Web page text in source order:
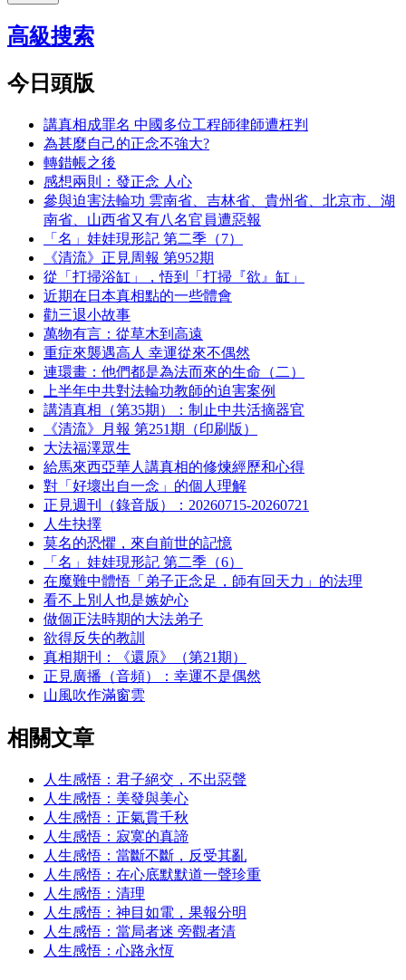
高級搜索
今日頭版
講真相成罪名 中國多位工程師律師遭枉判
為甚麼自己的正念不強大?
轉錯帳之後
感想兩則：發正念 人心
參與迫害法輪功 雲南省、吉林省、貴州省、北京市、湖
南省、山西省又有八名官員遭惡報
「名」娃娃現形記 第二季（7）
《清流》正見周報 第952期
從「打掃浴缸」，悟到「打掃『欲』缸」
近期在日本真相點的一些體會
勸三退小故事
萬物有言：從草木到高遠
重症來襲遇高人 幸運從來不偶然
連環畫：他們都是為法而來的生命（二）
上半年中共對法輪功教師的迫害案例
講清真相（第35期）：制止中共活摘器官
《清流》月報 第251期（印刷版）
大法福澤眾生
給馬來西亞華人講真相的修煉經歷和心得
對「好壞出自一念」的個人理解
正見週刊（錄音版）：20260715-20260721
人生抉擇
莫名的恐懼，來自前世的記憶
「名」娃娃現形記 第二季（6）
在魔難中體悟「弟子正念足，師有回天力」的法理
看不上別人也是嫉妒心
做個正法時期的大法弟子
欲得反失的教訓
真相期刊：《還原》（第21期）
正見廣播（音頻）：幸運不是偶然
山風吹作滿窗雲
相關文章
人生感悟：君子絕交，不出惡聲
人生感悟：美發與美心
人生感悟：正氣貫千秋
人生感悟：寂寞的真諦
人生感悟：當斷不斷，反受其亂
人生感悟：在心底默默道一聲珍重
人生感悟：清理
人生感悟：神目如電，果報分明
人生感悟：當局者迷 旁觀者清
人生感悟：心路永恆